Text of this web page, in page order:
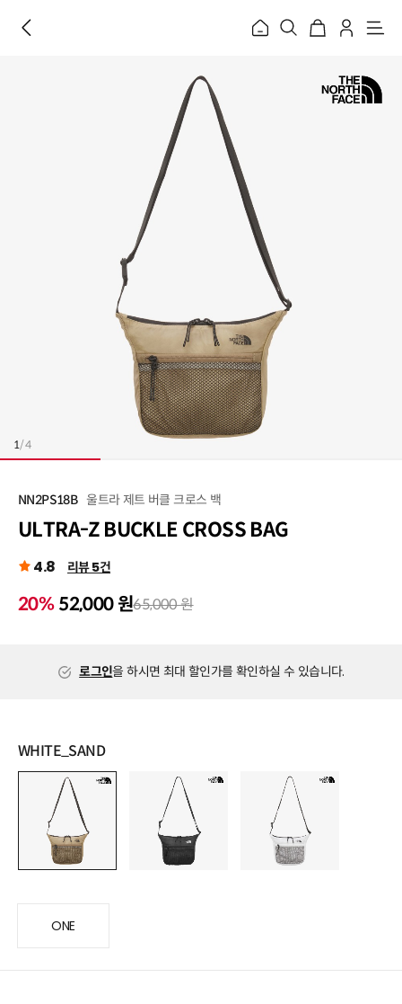
홈
메
1/4
NN2PS18B 울트라 제트 버클 크로스 백
ULTRA-Z BUCKLE CROSS BAG
4.8 리뷰 5건
20% 52,000 원65,000 원
로그인을 하시면 최대 할인가를 확인하실 수 있습니다.
WHITE_SAND
ONE